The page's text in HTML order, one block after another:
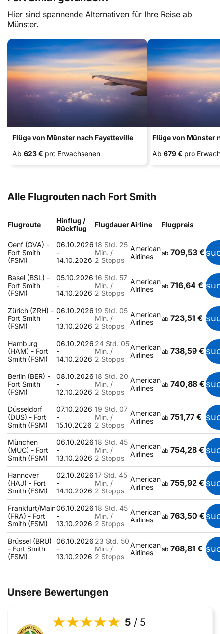
Hier sind spannende Alternativen für Ihre Reise ab
Münster.
Flüge von Münster nach Fayetteville
Ab 623 € pro Erwachsenen
Flüge von Münster
Ab 679 € pro
Alle Flugrouten nach Fort Smith
Flugroute
Hinflug /
Rückflug
FlugdauerAirline Flugpreis
Genf (GVA) -
Fort Smith
(FSM)
06.10.2026
-
14.10.2026
18 Std. 25
Min. /
2 Stopps
American
Airlines
ab 709,53 €
Basel (BSL) -
Fort Smith
(FSM)
05.10.2026
-
14.10.2026
16 Std. 57
Min. /
2 Stopps
American
Airlines
ab 716,64 €
Zürich (ZRH) -
Fort Smith
(FSM)
06.10.2026
-
13.10.2026
19 Std. 05
Min. /
2 Stopps
American
Airlines
ab 723,51 €
Hamburg
(HAM) - Fort
Smith (FSM)
06.10.2026
-
14.10.2026
24 Std. 05
Min. /
2 Stopps
American
Airlines
ab 738,59 €
Berlin (BER) -
Fort Smith
(FSM)
08.10.2026
-
12.10.2026
18 Std. 20
Min. /
2 Stopps
American
Airlines
ab 740,88 €
Düsseldorf
(DUS) - Fort
Smith (FSM)
07.10.2026
-
15.10.2026
19 Std. 07
Min. /
2 Stopps
American
Airlines
ab 751,77 €
München
(MUC) - Fort
Smith (FSM)
06.10.2026
-
13.10.2026
18 Std. 45
Min. /
2 Stopps
American
Airlines
ab 754,28 €
Hannover
(HAJ) - Fort
Smith (FSM)
02.10.2026
-
14.10.2026
17 Std. 45
Min. /
2 Stopps
American
Airlines
ab 755,92 €
Frankfurt/Main
(FRA) - Fort
Smith (FSM)
06.10.2026
-
13.10.2026
18 Std. 45
Min. /
2 Stopps
American
Airlines
ab 763,50 €
Brüssel (BRU)
- Fort Smith
(FSM)
06.10.2026
-
13.10.2026
23 Std. 50
Min. /
2 Stopps
American
Airlines
ab 768,81 €
Unsere Bewertungen
5 / 5